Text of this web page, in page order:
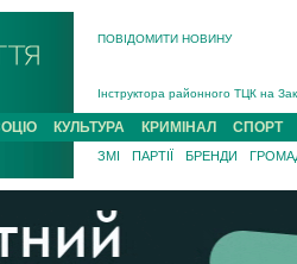
ПОВІДОМИТИ НОВИНУ
Інструктора районного ТЦК на
В Ужгороді попрощаються із
В Ужгороді 5 серпня
Підтвердили загибель
На війні з рф поліг військовий з
На війні загинув 26-річний
КУЛЬТУРА КРИМІНАЛ СПОРТ
ЗМІ ПАРТІЇ БРЕНДИ